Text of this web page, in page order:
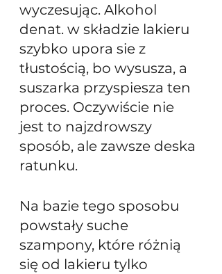
wyczesując. Alkohol
denat. w składzie lakieru
szybko upora sie z
tłustością, bo wysusza, a
suszarka przyspiesza ten
proces. Oczywiście nie
jest to najzdrowszy
sposób, ale zawsze deska
ratunku.
Na bazie tego sposobu
powstały suche
szampony, które różnią
się od lakieru tylko